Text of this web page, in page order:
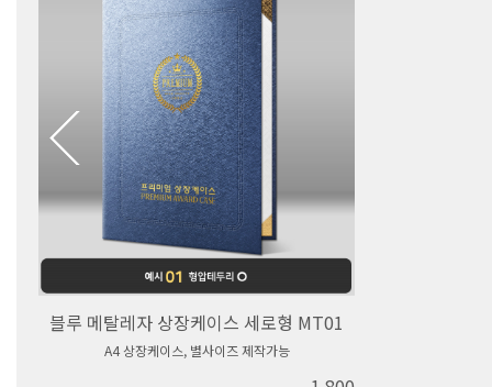
블루 메탈레자 상장케이스 세로형 MT01
A4 상장케이스, 별사이즈 제작가능